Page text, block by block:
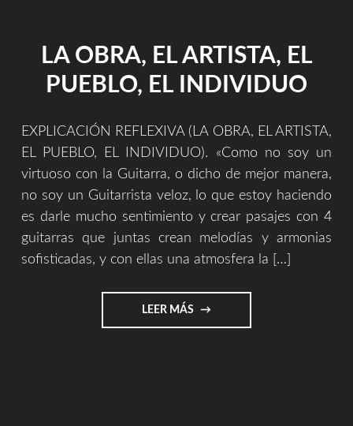
LA OBRA, EL ARTISTA, EL
PUEBLO, EL INDIVIDUO
EXPLICACIÓN REFLEXIVA (LA OBRA, EL ARTISTA,
EL PUEBLO, EL INDIVIDUO). «Como no soy un
virtuoso con la Guitarra, o dicho de mejor manera,
no soy un Guitarrista veloz, lo que estoy haciendo
es darle mucho sentimiento y crear pasajes con 4
guitarras que juntas crean melodías y armonias
sofisticadas, y con ellas una atmosfera la […]
LEER MÁS "LA
OBRA,